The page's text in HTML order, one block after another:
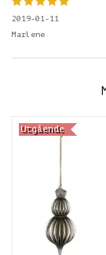
2019-01-11
Marlene
Utgående